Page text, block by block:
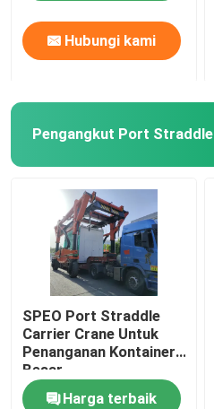
Hubungi kami
Pengangkut Port Straddle
SPEO Port Straddle
Carrier Crane Untuk
Penanganan Kontainer
Besar
Harga terbaik